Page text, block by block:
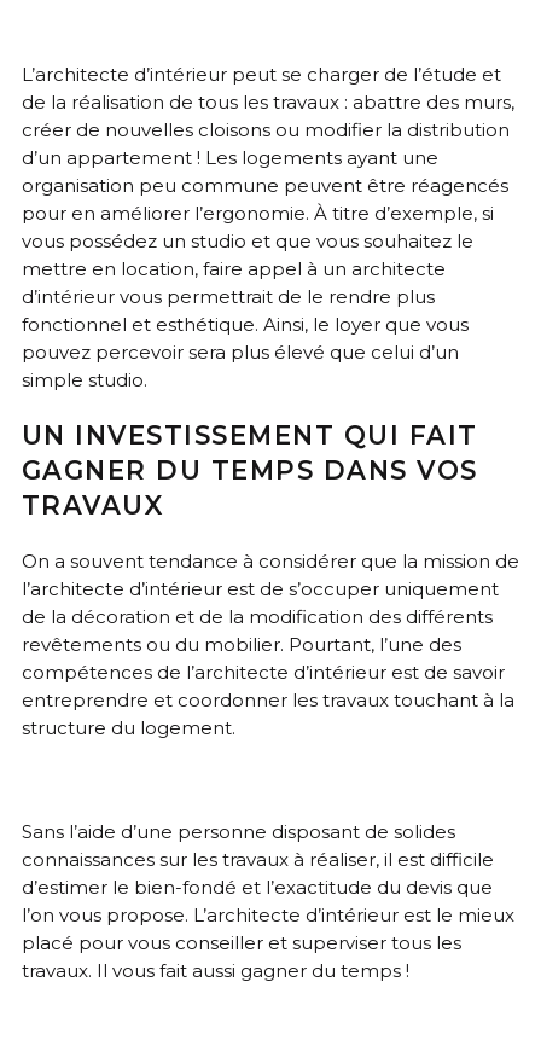
L’architecte d’intérieur peut se charger de l’étude et
de la réalisation de tous les travaux : abattre des murs,
créer de nouvelles cloisons ou modifier la distribution
d’un appartement ! Les logements ayant une
organisation peu commune peuvent être réagencés
pour en améliorer l’ergonomie. À titre d’exemple, si
vous possédez un studio et que vous souhaitez le
mettre en location, faire appel à un architecte
d’intérieur vous permettrait de le rendre plus
fonctionnel et esthétique. Ainsi, le loyer que vous
pouvez percevoir sera plus élevé que celui d’un
simple studio.
UN INVESTISSEMENT QUI FAIT
GAGNER DU TEMPS DANS VOS
TRAVAUX
On a souvent tendance à considérer que la mission de
l’architecte d’intérieur est de s’occuper uniquement
de la décoration et de la modification des différents
revêtements ou du mobilier. Pourtant, l’une des
compétences de l’architecte d’intérieur est de savoir
entreprendre et coordonner les travaux touchant à la
structure du logement.
Sans l’aide d’une personne disposant de solides
connaissances sur les travaux à réaliser, il est difficile
d’estimer le bien-fondé et l’exactitude du devis que
l’on vous propose. L’architecte d’intérieur est le mieux
placé pour vous conseiller et superviser tous les
travaux. Il vous fait aussi gagner du temps !